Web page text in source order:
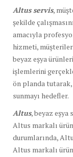
Altus servis,
şekilde
amacıyla
hizmeti,
beyaz eşya
işlemlerini
ön planda
sunmayı hedefler.
Altus, beyaz
Altus markalı
durumlarında,
Altus markalı